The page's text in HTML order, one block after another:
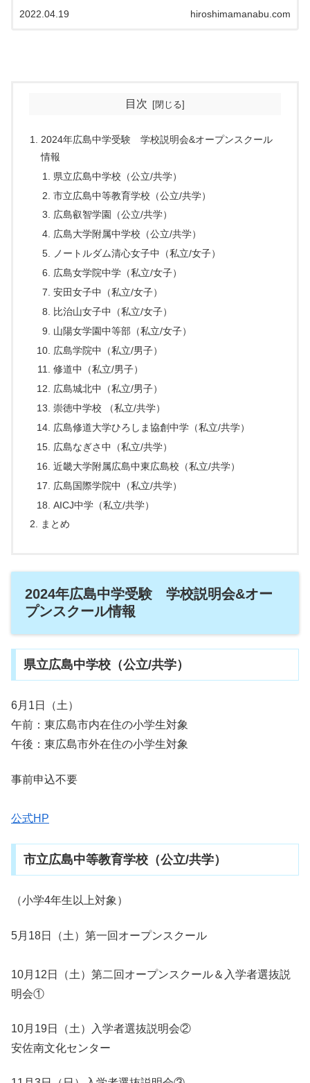
hiroshimamanabu.com
2022.04.19
目次
2024年広島中学受験 学校説明会&オープンスクール
情報
県立広島中学校（公立/共学）
市立広島中等教育学校（公立/共学）
広島叡智学園（公立/共学）
広島大学附属中学校（公立/共学）
ノートルダム清心女子中（私立/女子）
広島女学院中学（私立/女子）
安田女子中（私立/女子）
比治山女子中（私立/女子）
山陽女学園中等部（私立/女子）
広島学院中（私立/男子）
修道中（私立/男子）
広島城北中（私立/男子）
崇徳中学校 （私立/共学）
広島修道大学ひろしま協創中学（私立/共学）
広島なぎさ中（私立/共学）
近畿大学附属広島中東広島校（私立/共学）
広島国際学院中（私立/共学）
AICJ中学（私立/共学）
まとめ
2024年広島中学受験 学校説明会&オー
プンスクール情報
県立広島中学校（公立/共学）
6月1日（土）
午前：東広島市内在住の小学生対象
午後：東広島市外在住の小学生対象
事前申込不要
公式HP
市立広島中等教育学校（公立/共学）
（小学4年生以上対象）
5月18日（土）第一回オープンスクール
10月12日（土）第二回オープンスクール＆入学者選抜説
明会①
10月19日（土）入学者選抜説明会②
安佐南文化センター